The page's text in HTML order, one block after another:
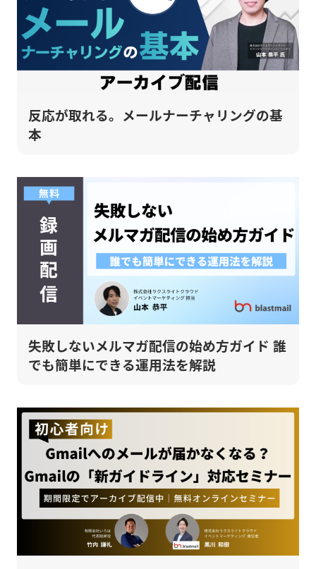
反応が取れる。メールナーチャリングの基
本
失敗しないメルマガ配信の始め方ガイド 誰
でも簡単にできる運用法を解説